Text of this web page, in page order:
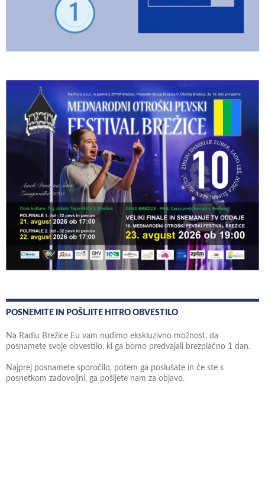
POSNEMITE IN POŠLJITE HITRO OBVESTILO
Na Radiu Brežice Eu vam nudimo ekskluzivno možnost, da
posnamete svoje obvestilo, ki ga bomo predvajali brezplačno 1 dan.
Najprej posnamete sporočilo, potem ga poslušate in če ste s
posnetkom zadovoljni, ga pošljete nam za objavo.